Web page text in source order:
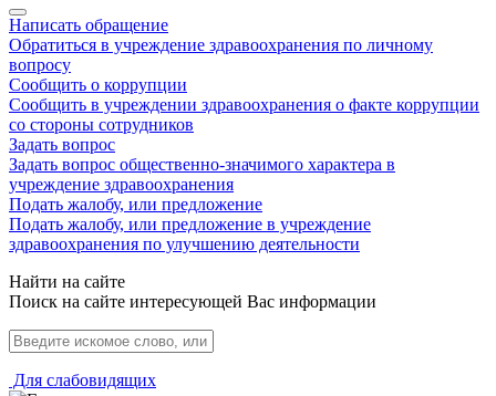
Написать обращение
Обратиться в учреждение здравоохранения по личному
вопросу
Сообщить о коррупции
Сообщить в учреждении здравоохранения о факте коррупции
со стороны сотрудников
Задать вопрос
Задать вопрос общественно-значимого характера в
учреждение здравоохранения
Подать жалобу, или предложение
Подать жалобу, или предложение в учреждение
здравоохранения по улучшению деятельности
Найти на сайте
Поиск на сайте интересующей Вас информации
Для слабовидящих